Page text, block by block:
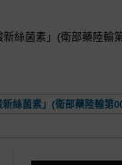
絲菌素」(衛部藥陸
絲菌素」(衛部藥陸輸第